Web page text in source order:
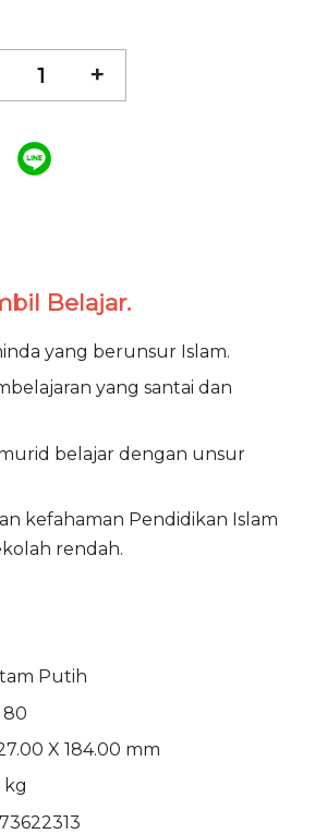
+
Belajar.
yang berunsur Islam.
yang santai dan
belajar dengan unsur
kefahaman Pendidikan Islam
rendah.
Putih
80
X 184.00 mm
kg